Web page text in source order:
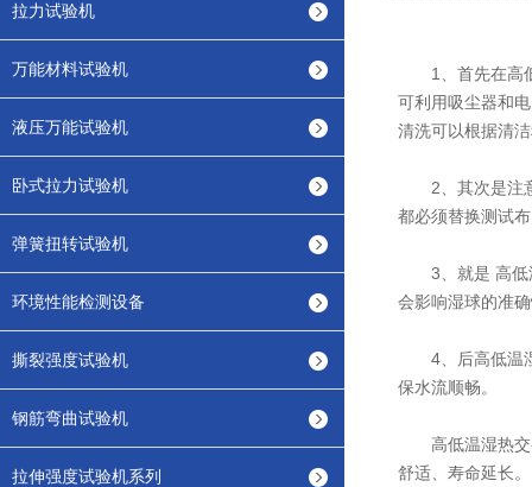
拉力试验机
万能材料试验机
液压万能试验机
卧式拉力试验机
弹簧扭转试验机
环境性能检测设备
撕裂强度试验机
钢筋弯曲试验机
拉伸强度试验机系列
1、首先在高低
可利用吸尘器和
清洗可以根据清
2、其次是注意
都必须替换测试
3、就是 高低温
会影响湿球的准
4、后高低温湿
保水流顺畅。
高低温湿热交
舒适、寿命延长。